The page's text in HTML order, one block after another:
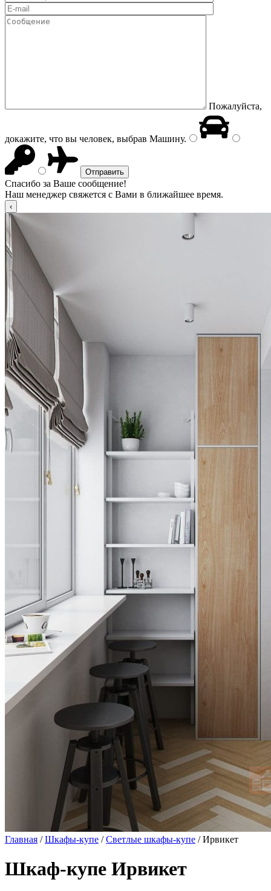
Пожалуйста,
докажите, что вы человек, выбрав Машину.
Спасибо за Ваше сообщение!
Наш менеджер свяжется с Вами в ближайшее время.
Главная /Шкафы-купе /Светлые шкафы-купе / Ирвикет
Шкаф-купе Ирвикет